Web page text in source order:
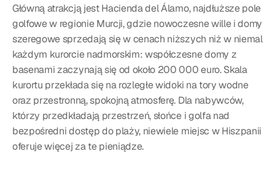
Główną atrakcją jest Hacienda del Álamo, najdłuższe pole
golfowe w regionie Murcji, gdzie nowoczesne wille i domy
szeregowe sprzedają się w cenach niższych niż w niemal
każdym kurorcie nadmorskim: współczesne domy z
basenami zaczynają się od około 200 000 euro. Skala
kurortu przekłada się na rozległe widoki na tory wodne
oraz przestronną, spokojną atmosferę. Dla nabywców,
którzy przedkładają przestrzeń, słońce i golfa nad
bezpośredni dostęp do plaży, niewiele miejsc w Hiszpanii
oferuje więcej za te pieniądze.